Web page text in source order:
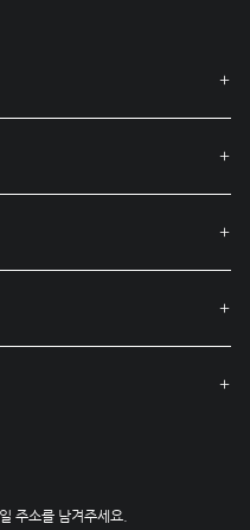
주소를 남겨주세요.